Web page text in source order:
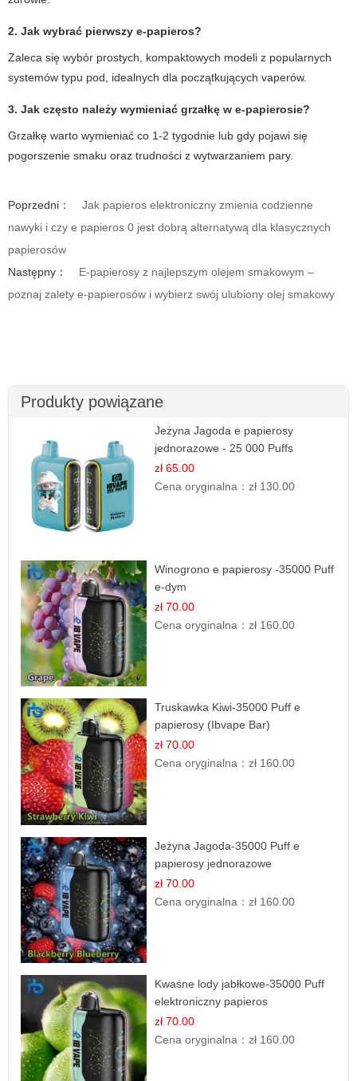
2. Jak wybrać pierwszy e-papieros?
Zaleca się wybór prostych, kompaktowych modeli z popularnych
systemów typu pod, idealnych dla początkujących vaperów.
3. Jak często należy wymieniać grzałkę w e-papierosie?
Grzałkę warto wymieniać co 1-2 tygodnie lub gdy pojawi się
pogorszenie smaku oraz trudności z wytwarzaniem pary.
Poprzedni：
Jak papieros elektroniczny zmienia codzienne
nawyki i czy e papieros 0 jest dobrą alternatywą dla klasycznych
papierosów
Następny：
E-papierosy z najlepszym olejem smakowym –
poznaj zalety e-papierosów i wybierz swój ulubiony olej smakowy
Produkty powiązane
Jeżyna Jagoda e papierosy
jednorazowe - 25 000 Puffs
zł 65.00
Cena oryginalna：zł 130.00
Winogrono e papierosy -35000 Puff
e-dym
zł 70.00
Cena oryginalna：zł 160.00
Truskawka Kiwi-35000 Puff e
papierosy (Ibvape Bar)
zł 70.00
Cena oryginalna：zł 160.00
Jeżyna Jagoda-35000 Puff e
papierosy jednorazowe
zł 70.00
Cena oryginalna：zł 160.00
Kwaśne lody jabłkowe-35000 Puff
elektroniczny papieros
zł 70.00
Cena oryginalna：zł 160.00